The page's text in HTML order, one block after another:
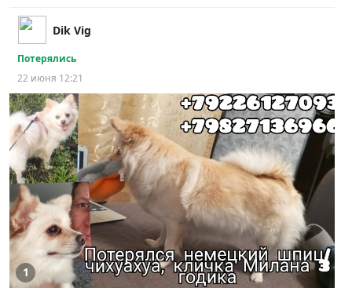
Dik Vig
Потерялись
22 июня 12:21
1